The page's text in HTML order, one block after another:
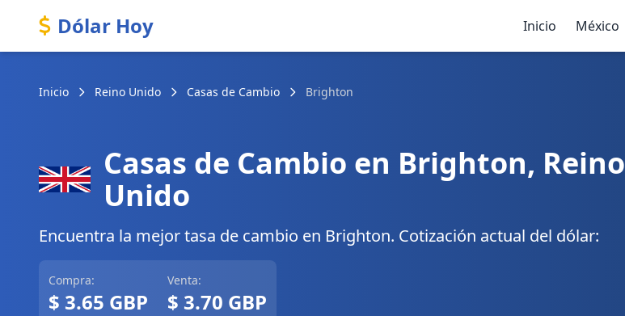
Dólar Hoy Inicio México
Inicio Reino Unido Casas de Cambio Brighton
Casas de Cambio en Brighton, Reino
Unido
Encuentra la mejor tasa de cambio en Brighton. Cotización actual del dólar:
Compra:
$ 3.65 GBP
Venta:
$ 3.70 GBP